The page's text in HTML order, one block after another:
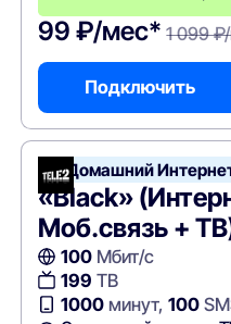
99 ₽/мес* 1 099
Подключить
Т2 Домашний
«Black»
Моб.связь +
100Мбит/с
199 ТВ
1000минут, 100